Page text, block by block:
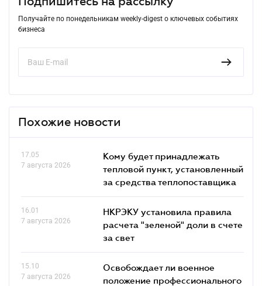
Получайте по понедельникам weekly-digest о ключевых событиях
бизнеса
Похожие новости
17.05
7 августа 2026
Кому будет принадлежать
тепловой пункт, установленный
за средства теплопоставщика
16.01
7 августа 2026
НКРЭКУ установила правила
расчета "зеленой" доли в счете
за свет
15.10
7 августа 2026
Освобождает ли военное
положение профессионального